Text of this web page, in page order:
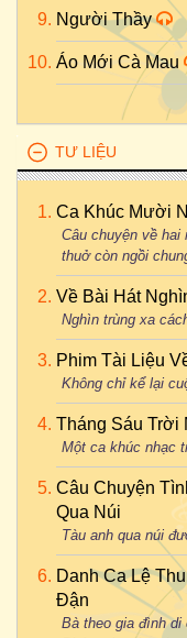
Người Thầy
Áo Mới Cà Mau
TƯ LIỆU
Ca Khúc Mười
Câu chuyện về
thuở còn ngồi
Về Bài Hát
Nghìn trùng xa
Phim Tài Liệu
Không chỉ kể lại
Tháng Sáu Trời
Một ca khúc nhạc
Câu Chuyện
Qua Núi
Tàu anh qua núi
Danh Ca Lệ
Đận
Bà theo gia đình